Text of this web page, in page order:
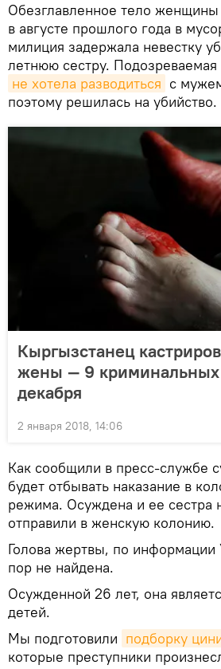
Обезглавленное тело женщины
в августе прошлого года в
милиция задержала невестку
летнюю сестру. Подозреваемая
не хотела разводиться с
поэтому решилась на убийство.
Кыргызстанец
жены — 9 криминальных
декабря
2 января 2018, 14:06
Как сообщили в пресс-службе
будет отбывать наказание в
режима. Осуждена и ее сестра
отправили в женскую колонию.
Голова жертвы, по
пор не найдена.
Осужденной 26 лет, она
детей.
Мы подготовили подборку
которые преступники